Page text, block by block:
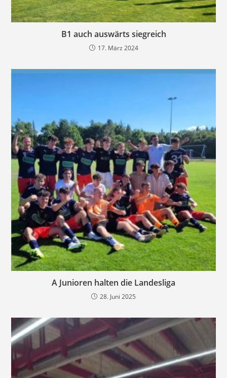
B1 auch auswärts siegreich
17. März 2024
A Junioren halten die Landesliga
28. Juni 2025